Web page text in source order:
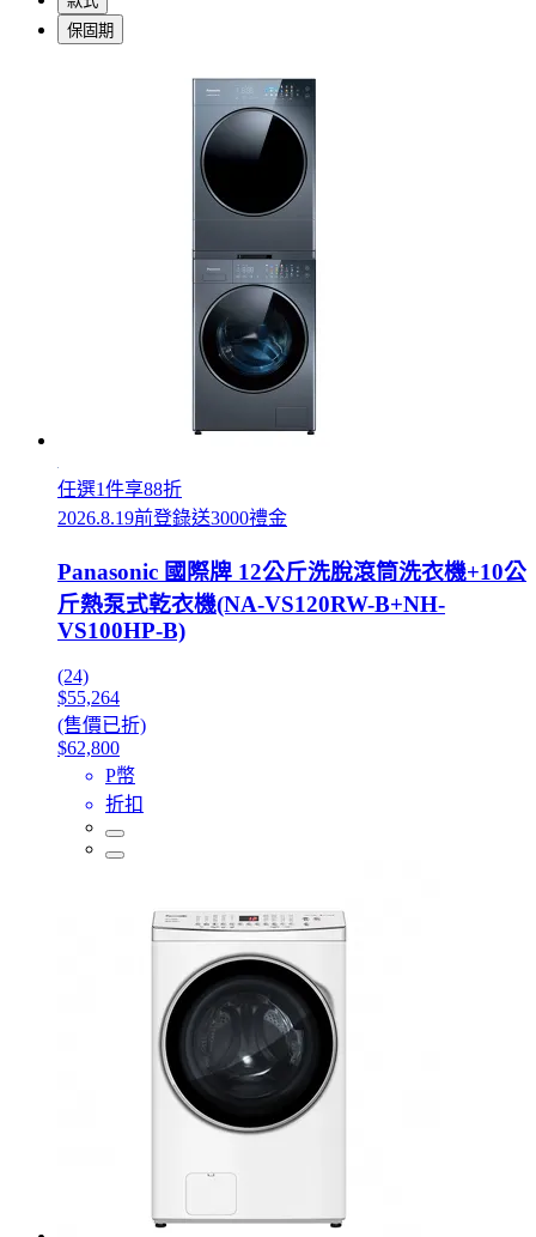
保固期
任選1件享88折
2026.8.19前登錄送3000禮金
Panasonic 國際牌 12公斤洗脫滾筒洗衣機+10公
斤熱泵式乾衣機(NA-VS120RW-B+NH-
VS100HP-B)
(24)
$55,264
(售價已折)
$62,800
P幣
折扣